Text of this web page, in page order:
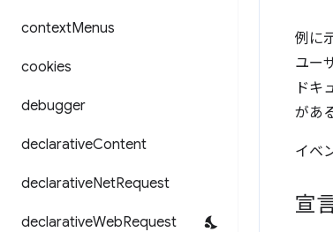
contextMenus
cookies
debugger
declarativeContent
declarativeNetRequest
declarativeWebRequest
例に
ユー
ドキ
があ
イベ
宣